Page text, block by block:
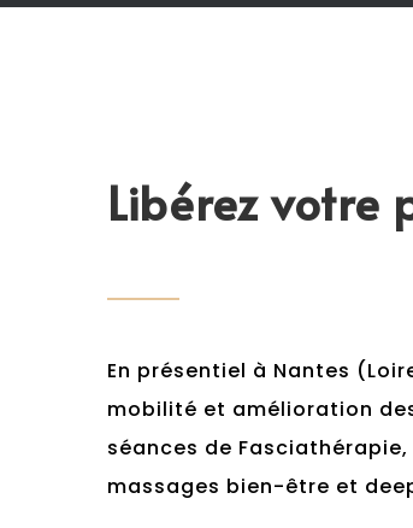
Libérez votre
En présentiel à Nantes
mobilité et amélioration
séances de
massages bien-être et